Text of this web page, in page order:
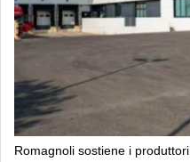
Romagnoli sostiene i produttori